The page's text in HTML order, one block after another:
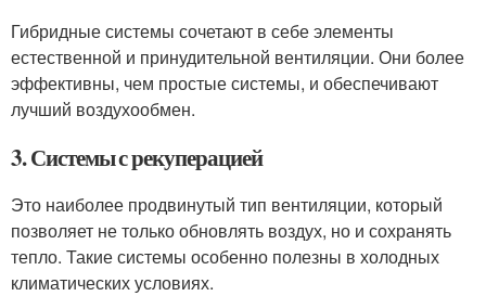
Гибридные системы сочетают в себе элементы
естественной и принудительной вентиляции. Они более
эффективны, чем простые системы, и обеспечивают
лучший воздухообмен.
3. Системы с рекуперацией
Это наиболее продвинутый тип вентиляции, который
позволяет не только обновлять воздух, но и сохранять
тепло. Такие системы особенно полезны в холодных
климатических условиях.